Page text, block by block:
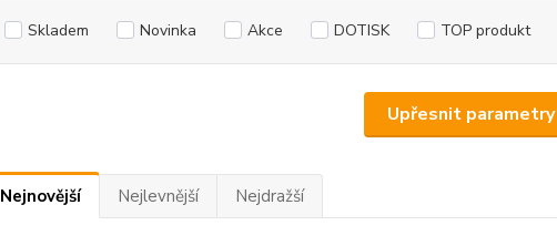
Upřesnit parametry
Skladem Novinka Akce DOTISK TOP produkt
Nejnovější Nejlevnější Nejdražší